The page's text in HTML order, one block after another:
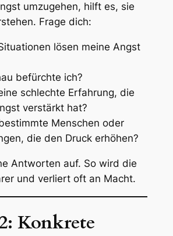
umzugehen, hilft es, sie
Frage dich:
lösen meine Angst
befürchte ich?
schlechte Erfahrung, die
verstärkt hat?
Menschen oder
die den Druck erhöhen?
Antworten auf. So wird die
und verliert oft an Macht.
Konkrete